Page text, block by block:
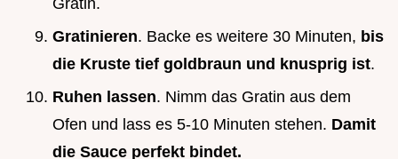
Gratin.
Gratinieren. Backe es weitere 30 Minuten, bis
die Kruste tief goldbraun und knusprig ist.
Ruhen lassen. Nimm das Gratin aus dem
Ofen und lass es 5-10 Minuten stehen. Damit
die Sauce perfekt bindet.